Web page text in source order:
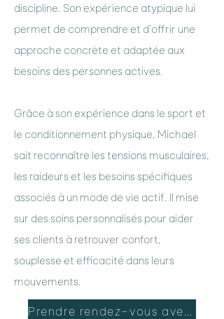
discipline. Son expérience atypique lui
permet de comprendre et d’offrir une
approche concrète et adaptée aux
besoins des personnes actives.
Grâce à son expérience dans le sport et
le conditionnement physique, Michael
sait reconnaître les tensions musculaires,
les raideurs et les besoins spécifiques
associés à un mode de vie actif. Il mise
sur des soins personnalisés pour aider
ses clients à retrouver confort,
souplesse et efficacité dans leurs
mouvements.
Prendre rendez-vous avec Michael